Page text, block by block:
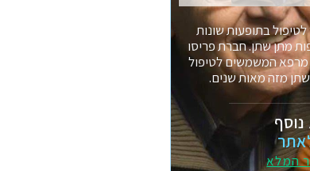
בתופעות שונות
מתן שתן. חברת פריסו
מרפא המשמשים לטיפול
מזה מאות שנים.
המלא